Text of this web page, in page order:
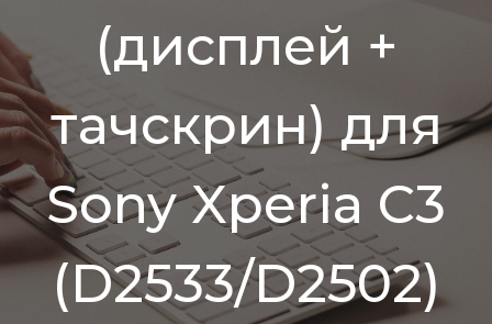
(дисплей +
тачскрин) для
Sony Xperia C3
(D2533/D2502)